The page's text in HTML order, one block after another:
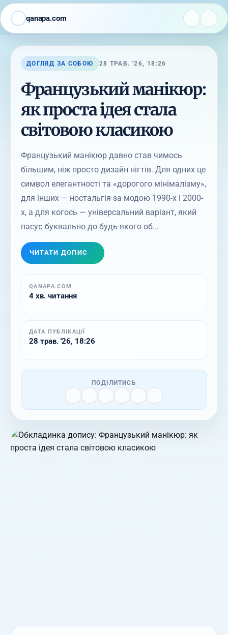
qanapa.com
ДОГЛЯД ЗА СОБОЮ 28 ТРАВ. '26, 18:26
Французький манікюр:
як проста ідея стала
світовою класикою
Французький манікюр давно став чимось
більшим, ніж просто дизайн нігтів. Для одних це
символ елегантності та «дорогого мінімалізму»,
для інших — ностальгія за модою 1990-х і 2000-
х, а для когось — універсальний варіант, який
пасує буквально до будь-якого об...
ЧИТАТИ ДОПИС
QANAPA.COM
4 хв. читання
ДАТА ПУБЛІКАЦІЇ
28 трав. '26, 18:26
ПОДІЛИТИСЬ